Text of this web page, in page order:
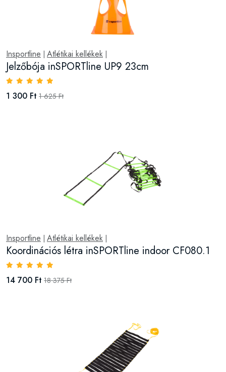
Insportline Atlétikai kellékek
Jelzőbója inSPORTline UP9 23cm
1 300 Ft 1 625 Ft
Insportline Atlétikai kellékek
Koordinációs létra inSPORTline indoor CF080.1
14 700 Ft 18 375 Ft